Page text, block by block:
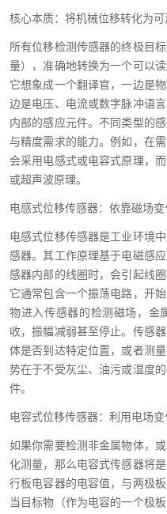
核心本质：将机械位移转化为可
所有位移检测传感器的终极目
量），准确地转换为一个可以
它想象成一个翻译官，一边是
边是电压、电流或数字脉冲语
内部的感应元件。不同类型的
与精度需求的能力。例如，在
会采用电感式或电容式原理，
或超声波原理。
电感式位移传感器：依靠磁场
电感式位移传感器是工业环境
感器。其工作原理基于电磁感
感器内部的线圈时，会引起线
它通常包含一个振荡电路，开
物进入传感器的检测磁场，金
收，振幅减弱甚至停止。传感
体是否到达特定位置，或者测
势在于不受灰尘、油污或湿度
件。
电容式位移传感器：利用电场
如果你需要检测非金属物体，
化测量，那么电容式传感器将
行板电容器的电容值，与两极
当目标物（作为电容的一个极